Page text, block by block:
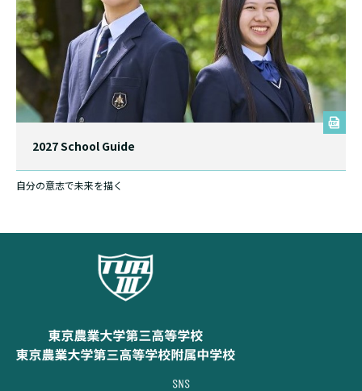
2027 School Guide
自分の意志で未来を描く